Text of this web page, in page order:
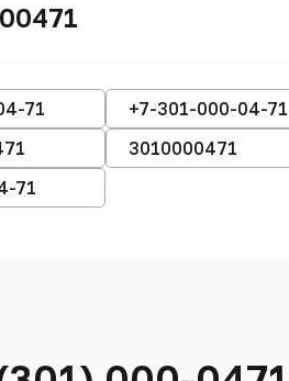
71 +7-301-000-04-71
3010000471
71